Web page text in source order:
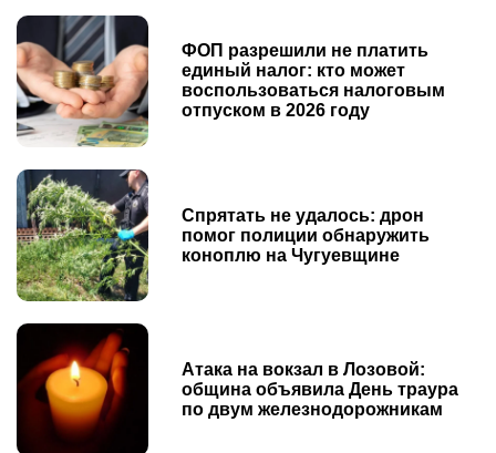
ФОП разрешили не платить
единый налог: кто может
воспользоваться налоговым
отпуском в 2026 году
Спрятать не удалось: дрон
помог полиции обнаружить
коноплю на Чугуевщине
Атака на вокзал в Лозовой:
община объявила День траура
по двум железнодорожникам